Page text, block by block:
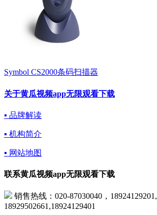
Symbol CS2000条码扫描器
关于黄瓜视频app无限观看下载
▪ 品牌解读
▪ 机构简介
▪ 网站地图
联系黄瓜视频app无限观看下载
销售热线：020-87030040，18924129201,
18929502661,18924129401